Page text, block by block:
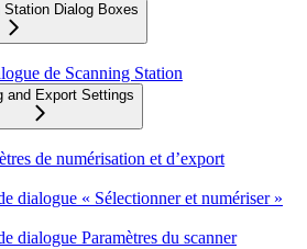
Dialog Boxes
de Scanning Station
and Export Settings
de numérisation et d’export
dialogue « Sélectionner et numériser »
dialogue Paramètres du scanner